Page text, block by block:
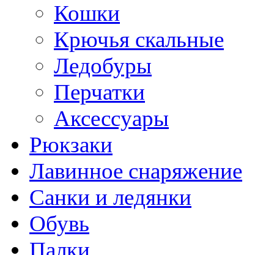
Кошки
Крючья скальные
Ледобуры
Перчатки
Аксессуары
Рюкзаки
Лавинное снаряжение
Санки и ледянки
Обувь
Палки